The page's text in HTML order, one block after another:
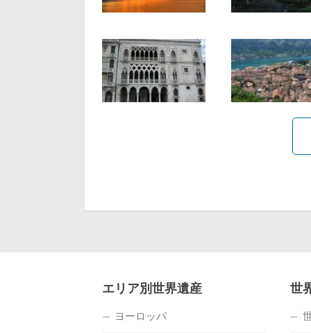
エリア別世界遺産
ヨーロッパ
世